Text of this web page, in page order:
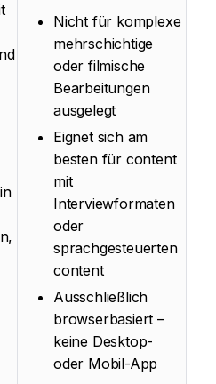
Nicht für komplexe
mehrschichtige
oder filmische
Bearbeitungen
ausgelegt
Eignet sich am
besten für content
mit
Interviewformaten
oder
sprachgesteuerten
content
Ausschließlich
browserbasiert –
keine Desktop-
oder Mobil-App